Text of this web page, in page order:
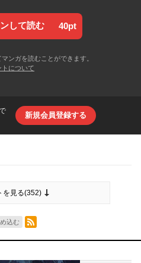
して読む 40pt
ンガを読むことができます。
トについて
新規会員登録する
を見る(352)
込む
RSSフィード